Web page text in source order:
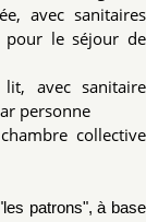
avec sanitaires
pour le séjour de
avec sanitaire
personne
collective
patrons", à base